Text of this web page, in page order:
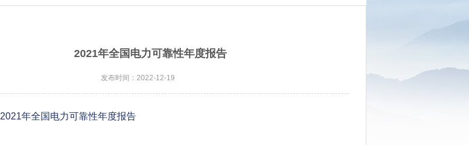
2021年全国电力可靠性年度报告
发布时间：2022-12-19
2021年全国电力可靠性年度报告